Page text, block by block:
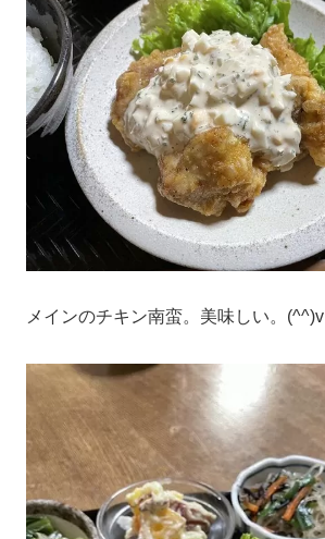
メインのチキン南蛮。美味しい。(^^)v